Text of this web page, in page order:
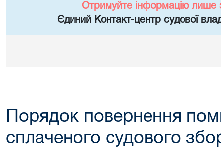
Отримуйте інформацію лише
Єдиний Контакт-центр судової
Порядок повернення
сплаченого судового